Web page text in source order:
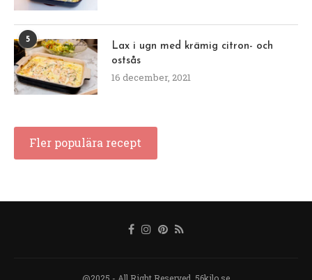
5
Lax i ugn med krämig citron- och
ostsås
16 december, 2021
Fler populära recept